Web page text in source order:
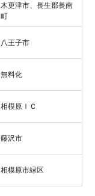
木更津市、長生郡長南
町
八王子市
無料化
相模原ＩＣ
藤沢市
相模原市緑区